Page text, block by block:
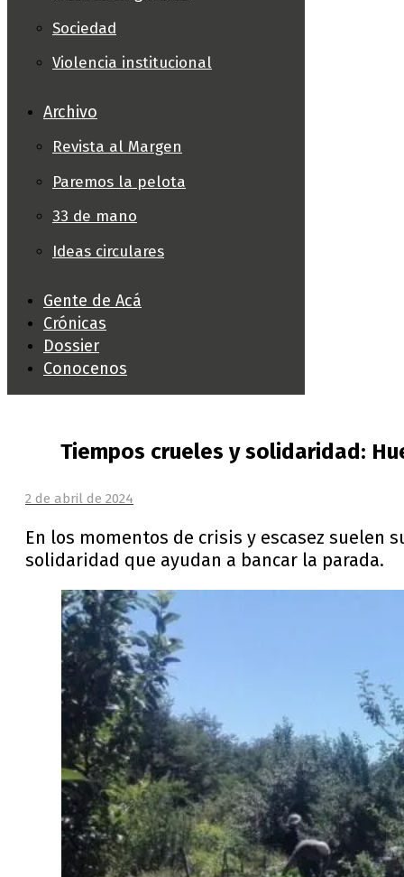
Sociedad
Violencia institucional
Archivo
Revista al Margen
Paremos la pelota
33 de mano
Ideas circulares
Gente de Acá
Crónicas
Dossier
Conocenos
Tiempos crueles y solidaridad:
En los momentos de crisis y escasez
solidaridad que ayudan a bancar la parada.
2 de abril de 2024